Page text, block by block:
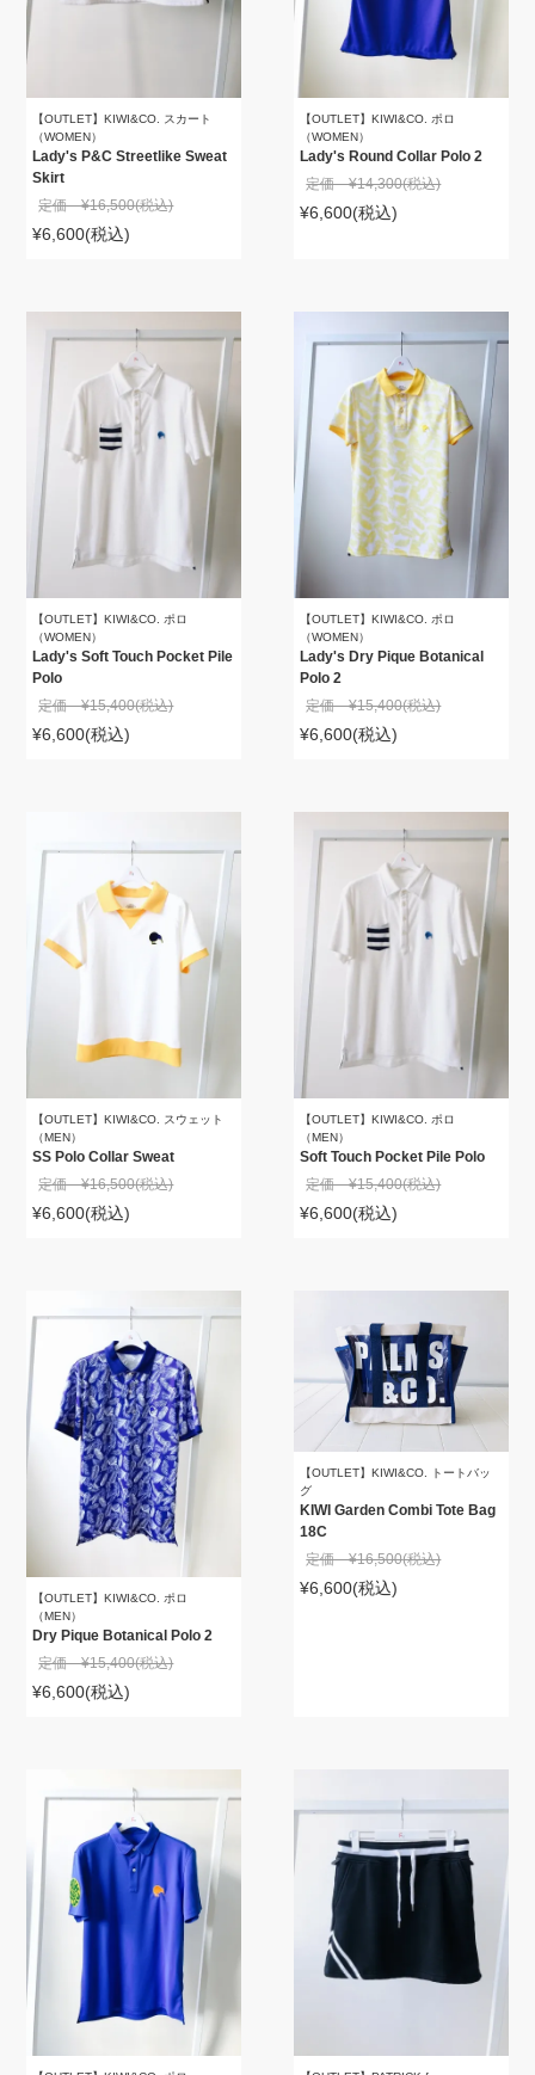
【OUTLET】KIWI&CO. スカート
（WOMEN）
Lady's P&C Streetlike Sweat
Skirt
定価 ¥16,500(税込)
¥6,600(税込)
【OUTLET】KIWI&CO. ポロ
（WOMEN）
Lady's Round Collar Polo 2
定価 ¥14,300(税込)
¥6,600(税込)
【OUTLET】KIWI&CO. ポロ
（WOMEN）
Lady's Soft Touch Pocket Pile
Polo
定価 ¥15,400(税込)
¥6,600(税込)
【OUTLET】KIWI&CO. ポロ
（WOMEN）
Lady's Dry Pique Botanical
Polo 2
定価 ¥15,400(税込)
¥6,600(税込)
【OUTLET】KIWI&CO. スウェット
（MEN）
SS Polo Collar Sweat
定価 ¥16,500(税込)
¥6,600(税込)
【OUTLET】KIWI&CO. ポロ
（MEN）
Soft Touch Pocket Pile Polo
定価 ¥15,400(税込)
¥6,600(税込)
【OUTLET】KIWI&CO. ポロ
（MEN）
Dry Pique Botanical Polo 2
定価 ¥15,400(税込)
¥6,600(税込)
【OUTLET】KIWI&CO. トートバッ
グ
KIWI Garden Combi Tote Bag
18C
定価 ¥16,500(税込)
¥6,600(税込)